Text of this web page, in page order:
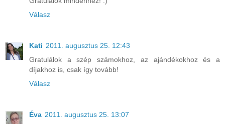
Válasz
Kati 2011. augusztus 25. 12:43
Gratulálok a szép számokhoz, az ajándékokhoz és a
díjakhoz is, csak így tovább!
Válasz
Éva 2011. augusztus 25. 13:07